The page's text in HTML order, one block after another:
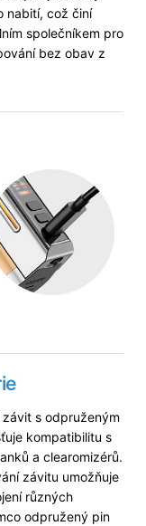
nabití, což činí
společníkem pro
bez obav z
s odpruženým
kompatibilitu s
a clearomizérů.
závitu umožňuje
různých
odpružený pin